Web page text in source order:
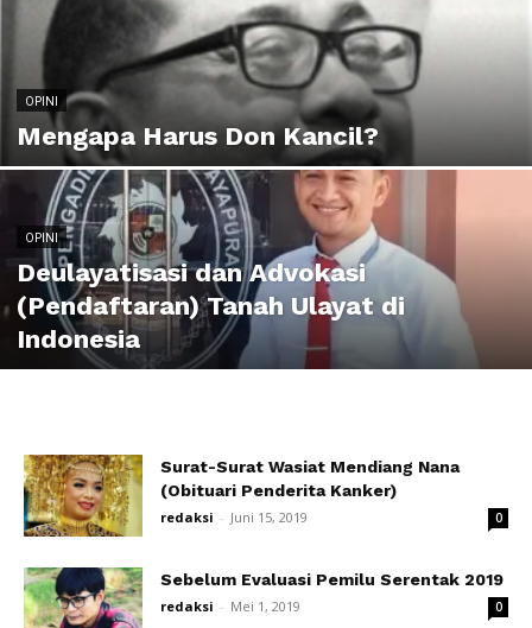
OPINI
Mengapa Harus Don Kancil?
OPINI
Deulayatisasi dan Advokasi
(Pendaftaran) Tanah Ulayat di
Indonesia
Surat-Surat Wasiat Mendiang Nana
(Obituari Penderita Kanker)
redaksi - Juni 15, 2019 0
Sebelum Evaluasi Pemilu Serentak 2019
redaksi - Mei 1, 2019 0